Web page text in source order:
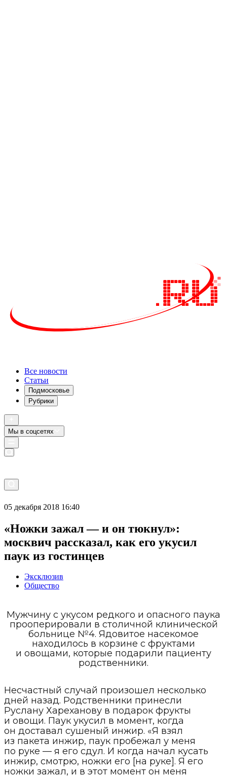
Все новости
Статьи
Подмосковье
Рубрики
Мы в соцсетях
05 декабря 2018 16:40
«Ножки зажал — и он тюкнул»:
москвич рассказал, как его укусил
паук из гостинцев
Эксклюзив
Общество
Мужчину с укусом редкого и опасного паука
прооперировали в столичной клинической
больнице №4. Ядовитое насекомое
находилось в корзине с фруктами
и овощами, которые подарили пациенту
родственники.
Несчастный случай произошел несколько
дней назад. Родственники принесли
Руслану Хареханову в подарок фрукты
и овощи. Паук укусил в момент, когда
он доставал сушеный инжир. «Я взял
из пакета инжир, паук пробежал у меня
по руке — я его сдул. И когда начал кусать
инжир, смотрю, ножки его [на руке]. Я его
ножки зажал, и в этот момент он меня